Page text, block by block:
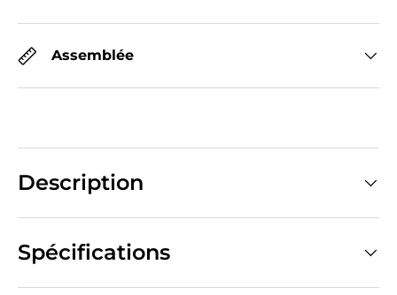
Assemblée
Description
Spécifications